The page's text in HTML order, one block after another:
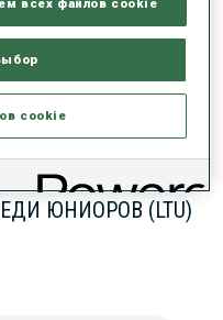
ЮНИОРОВ (LTU)
cookie